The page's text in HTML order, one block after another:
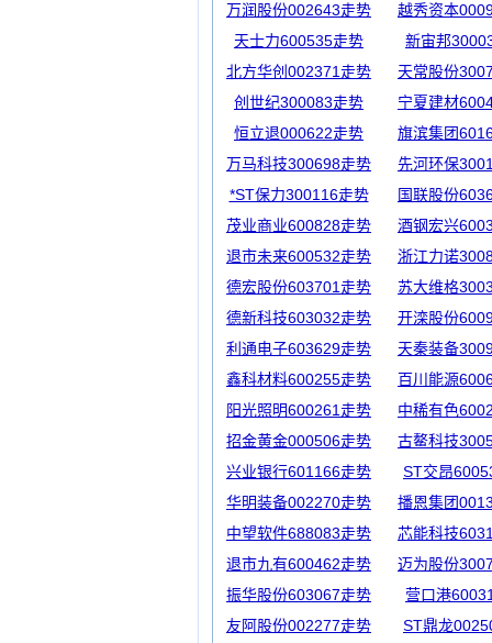
万润股份002643走势
越秀资本
天士力600535走势
新宙邦
北方华创002371走势
天常股份
创世纪300083走势
宁夏建材
恒立退000622走势
旗滨集团
万马科技300698走势
先河环保
*ST保力300116走势
国联股份
茂业商业600828走势
酒钢宏兴
退市未来600532走势
浙江力诺
德宏股份603701走势
苏大维格
德新科技603032走势
开滦股份
利通电子603629走势
天秦装备
鑫科材料600255走势
百川能源
阳光照明600261走势
中稀有色
招金黄金000506走势
古鳌科技
兴业银行601166走势
ST交昂
华明装备002270走势
播恩集团
中望软件688083走势
芯能科技
退市九有600462走势
迈为股份
振华股份603067走势
营口港
友阿股份002277走势
ST鼎龙